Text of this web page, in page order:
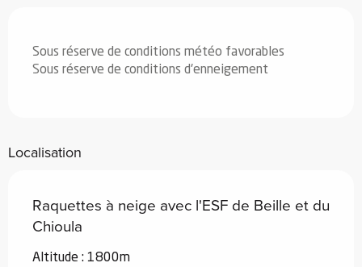
Sous réserve de conditions météo favorables
Sous réserve de conditions d'enneigement
Localisation
Raquettes à neige avec l'ESF de Beille et du
Chioula
Altitude : 1800m